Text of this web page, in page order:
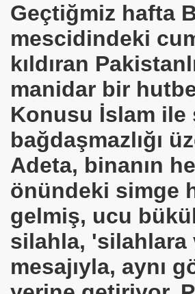
Geçtiğmiz hafta
mescidindeki
kıldıran
manidar bir
Konusu İslam ile
bağdaşmazlığı
Adeta, binanın
önündeki simge
gelmiş, ucu
silahla, 'silahlara
mesajıyla, aynı
NJ.Canlı Yayın